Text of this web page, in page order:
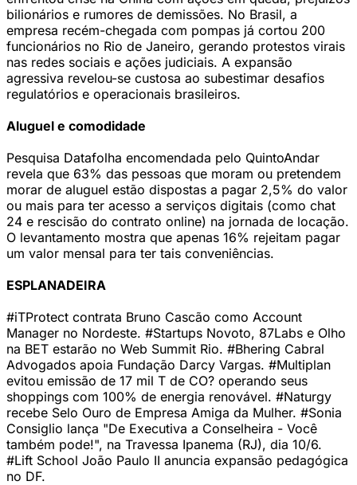
bilionários e rumores de demissões. No Brasil, a
empresa recém-chegada com pompas já cortou 200
funcionários no Rio de Janeiro, gerando protestos virais
nas redes sociais e ações judiciais. A expansão
agressiva revelou-se custosa ao subestimar desafios
regulatórios e operacionais brasileiros.
Aluguel e comodidade
Pesquisa Datafolha encomendada pelo QuintoAndar
revela que 63% das pessoas que moram ou pretendem
morar de aluguel estão dispostas a pagar 2,5% do valor
ou mais para ter acesso a serviços digitais (como chat
24 e rescisão do contrato online) na jornada de locação.
O levantamento mostra que apenas 16% rejeitam pagar
um valor mensal para ter tais conveniências.
ESPLANADEIRA
#iTProtect contrata Bruno Cascão como Account
Manager no Nordeste. #Startups Novoto, 87Labs e Olho
na BET estarão no Web Summit Rio. #Bhering Cabral
Advogados apoia Fundação Darcy Vargas. #Multiplan
evitou emissão de 17 mil T de CO? operando seus
shoppings com 100% de energia renovável. #Naturgy
recebe Selo Ouro de Empresa Amiga da Mulher. #Sonia
Consiglio lança "De Executiva a Conselheira - Você
também pode!", na Travessa Ipanema (RJ), dia 10/6.
#Lift School João Paulo II anuncia expansão pedagógica
no DF.